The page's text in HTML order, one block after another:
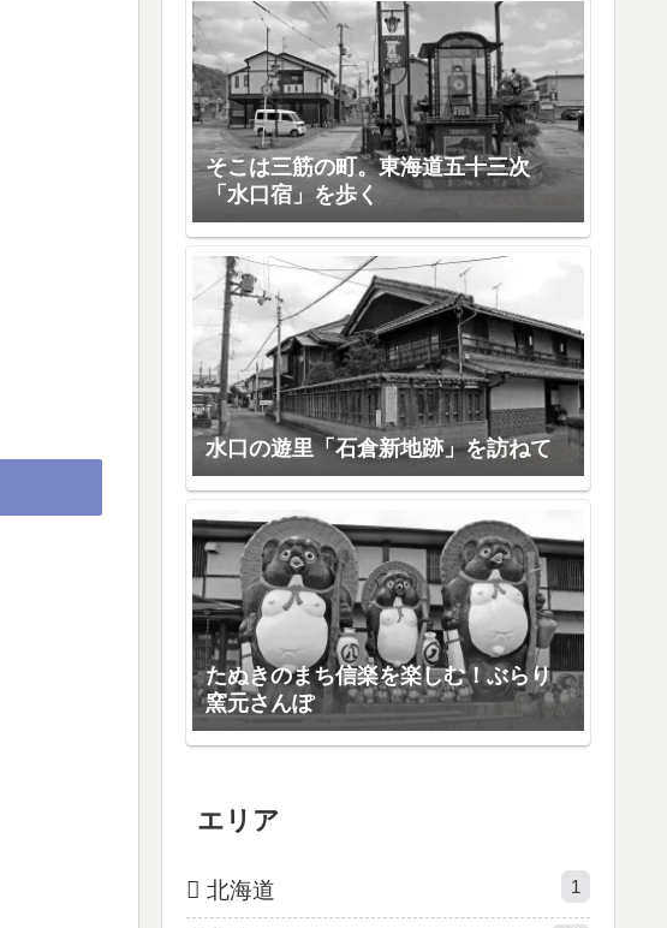
そこは三筋の町。東海道五十三次
「水口宿」を歩く
水口の遊里「石倉新地跡」を訪ねて
たぬきのまち信楽を楽しむ！ぶらり
窯元さんぽ
エリア
北海道 1